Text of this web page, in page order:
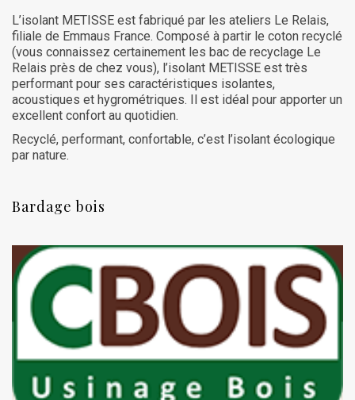
L’isolant METISSE est fabriqué par les ateliers Le Relais,
filiale de Emmaus France. Composé à partir le coton recyclé
(vous connaissez certainement les bac de recyclage Le
Relais près de chez vous), l’isolant METISSE est très
performant pour ses caractéristiques isolantes,
acoustiques et hygrométriques. Il est idéal pour apporter un
excellent confort au quotidien.
Recyclé, performant, confortable, c’est l’isolant écologique
par nature.
Bardage bois